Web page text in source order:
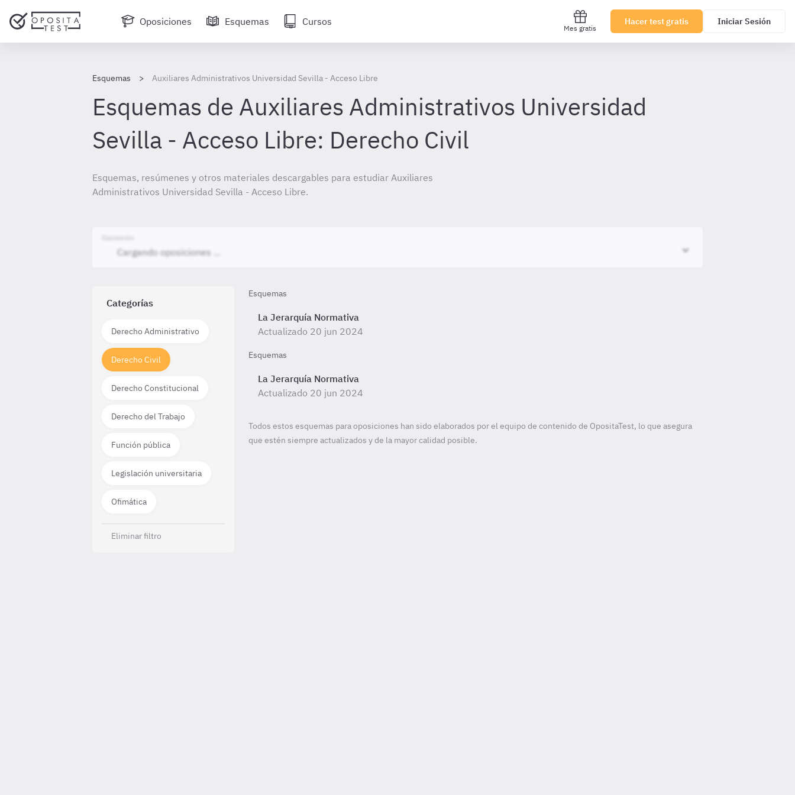
Oposiciones Esquemas Cursos
Mes gratis
Hacer test gratis Iniciar Sesión
Esquemas Auxiliares Administrativos Universidad Sevilla - Acceso Libre
Esquemas de Auxiliares Administrativos Universidad
Sevilla - Acceso Libre: Derecho Civil
Esquemas, resúmenes y otros materiales descargables para estudiar Auxiliares
Administrativos Universidad Sevilla - Acceso Libre.
Categorías
Derecho Administrativo
Derecho Civil
Derecho Constitucional
Derecho del Trabajo
Función pública
Legislación universitaria
Ofimática
Eliminar filtro
Esquemas
La Jerarquía Normativa
Actualizado 20 jun 2024
Esquemas
La Jerarquía Normativa
Actualizado 20 jun 2024
Todos estos esquemas para oposiciones han sido elaborados por el equipo de contenido de OpositaTest, lo que asegura
que estén siempre actualizados y de la mayor calidad posible.